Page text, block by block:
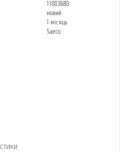
11003680
новий
1 місяць
Saeco